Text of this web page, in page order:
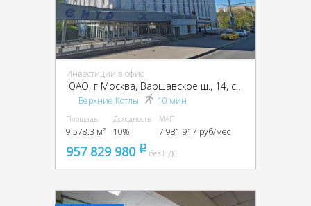
Инвестиции в офис
Верхние Котлы 10 мин
Площадь
9 578.3 м²
Доходность
10%
МАП
7 981 917 руб/мес
957 829 980 pуббез НДС